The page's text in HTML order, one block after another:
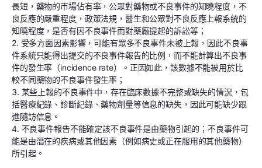
長短，藥物的市場佔有率，公眾對藥物或不良事件的知曉程度，不
良反應的嚴重程度，政策法規，醫生和公眾對不良反應上報系統的
知曉程度，是否有因不良事件而對藥廠提起的訴訟等；
2. 受多方面因素影響，可能有眾多不良事件未被上報，因此不良事
件系統只能得出提交的不良事件報告的比例，而不能計算出不良事
件的發生率（incidence rate）。正因如此，該數據不能被用於比
較不同藥物的不良事件發生率；
3. 某些上報的不良事件中，存在臨床數據不完整或缺失的情況，包
括醫療紀錄、診斷紀錄、藥物劑量等信息的缺失，因此可能缺少跟
進隨訪信息。
4. 不良事件報告不能確定該不良事件是由藥物引起的；不良事件可
能是由潛在的疾病或其他因素（例如病史或正在服用的其他藥物）
所引起。